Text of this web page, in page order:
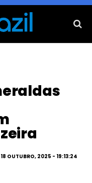
18 OUTUBRO, 2025 - 19:13:24